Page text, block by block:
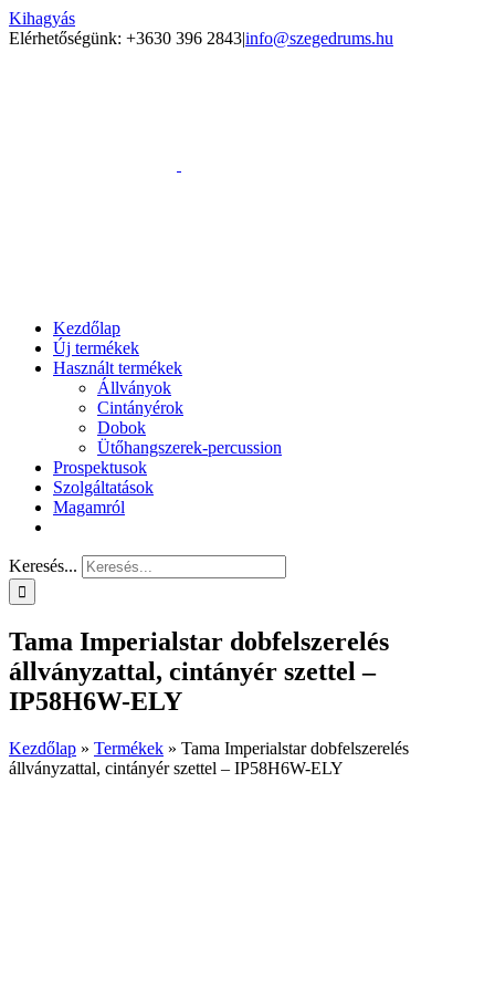
Kihagyás
Elérhetőségünk: +3630 396 2843|info@szegedrums.hu
Kezdőlap
Új termékek
Használt termékek
Állványok
Cintányérok
Dobok
Ütőhangszerek-percussion
Prospektusok
Szolgáltatások
Magamról
Keresés...
Tama Imperialstar dobfelszerelés
állványzattal, cintányér szettel –
IP58H6W-ELY
Kezdőlap » Termékek » Tama Imperialstar dobfelszerelés
állványzattal, cintányér szettel – IP58H6W-ELY